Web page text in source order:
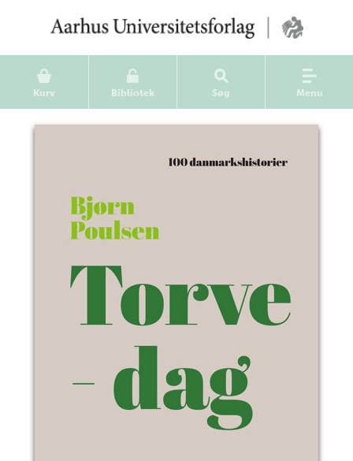
Kurv Bibliotek Søg Menu